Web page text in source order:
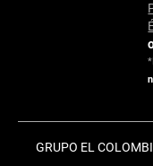
GRUPO EL